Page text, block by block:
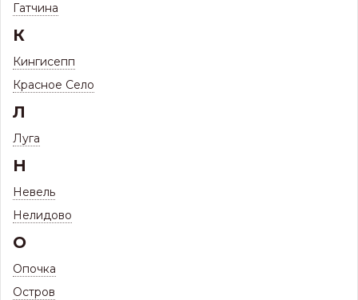
Profile 20 А 2,0м ПЭ Standart склад (стеновой, забор)
(стеновой, забор)
Гатчина
К
Кингисепп
Красное Село
Л
Луга
Н
Невель
Нелидово
О
Опочка
Остров